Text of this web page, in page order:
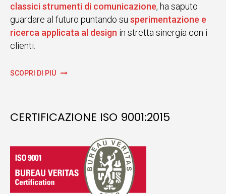
classici strumenti di comunicazione, ha saputo
guardare al futuro puntando su sperimentazione e
ricerca applicata al design in stretta sinergia con i
clienti.
SCOPRI DI PIÙ
CERTIFICAZIONE ISO 9001:2015